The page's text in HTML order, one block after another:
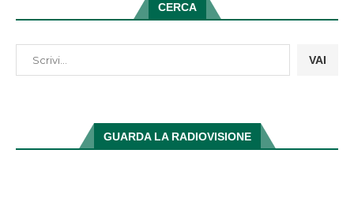
CERCA
VAI
GUARDA LA RADIOVISIONE